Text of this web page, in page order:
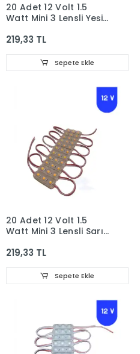
20 Adet 12 Volt 1.5
Watt Mini 3 Lensli Yeşil
IP65
219,33 TL
Sepete Ekle
20 Adet 12 Volt 1.5
Watt Mini 3 Lensli Sarı
Modül IP65
219,33 TL
Sepete Ekle